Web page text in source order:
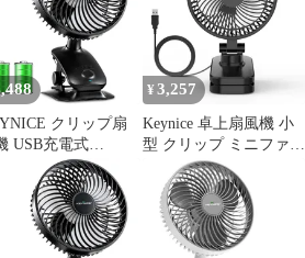
ブラック 1
618 ブラック 0
クリップ扇
USB充電式
自動首振り 静
コードレス 360度調
卓上／壁掛け KN-
ブラック 0
¥3,257
Keynice 卓上扇風機 小
型 クリップ ミニファン
静音 DCモーター 節電
USB給電式 3段階風量
360度角度調節 卓上/ク
リップ/壁掛け 3Way お
手入れ簡単 オフィス/寝